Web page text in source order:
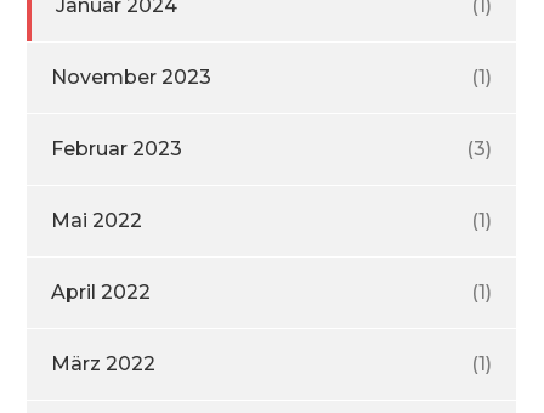
Januar 2024 (1)
November 2023 (1)
Februar 2023 (3)
Mai 2022 (1)
April 2022 (1)
März 2022 (1)